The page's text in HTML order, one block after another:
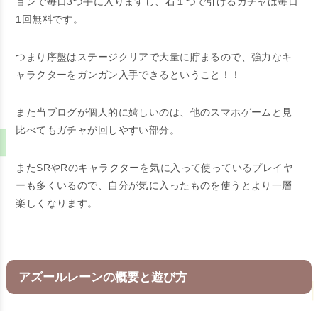
1回無料です。
つまり序盤はステージクリアで大量に貯まるので、強力なキ
ャラクターをガンガン入手できるということ！！
また当ブログが個人的に嬉しいのは、 他のスマホゲームと見
比べてもガチャが回しやすい部分。
またSRやRのキャラクターを気に入って使っているプレイヤ
ーも多くいるので、自分が気に入ったものを使うとより一層
楽しくなります。
アズールレーンの概要と遊び方